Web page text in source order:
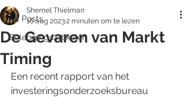
All Posts
Beleggingsartikelen
De Gevaren van Markt
Timing
Shernel Thielman
16 aug 20232 minuten om te lezen
Een recent rapport van het
investeringsonderzoeksbureau